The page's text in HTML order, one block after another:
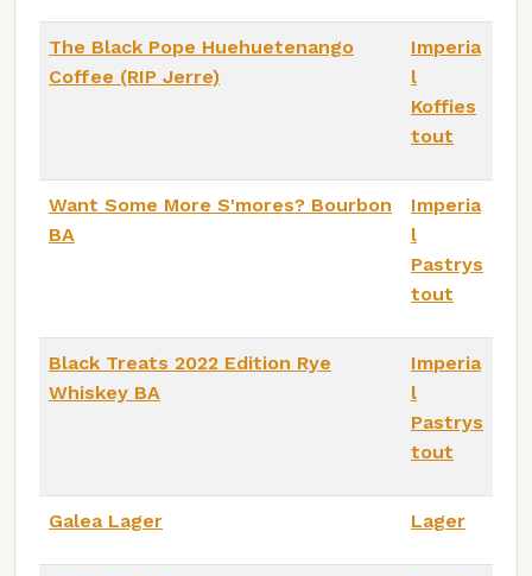
The Black Pope Huehuetenango
Coffee (RIP Jerre)
Imperia
l
Koffies
tout
Want Some More S'mores? Bourbon
BA
Imperia
l
Pastrys
tout
Black Treats 2022 Edition Rye
Whiskey BA
Imperia
l
Pastrys
tout
Galea Lager Lager